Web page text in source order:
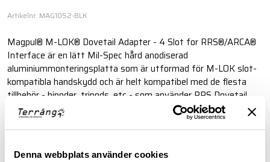
Denna webbplats använder cookies
Artikelnr: MAG1052-BLK
Magpul® M-LOK® Dovetail Adapter - 4 Slot for RRS®/ARCA®
Interface är en lätt Mil-Spec hård anodiserad
aluminiummonteringsplatta som är utformad för M-LOK slot-
kompatibla handskydd och är helt kompatibel med de flesta
tillbehör - bipoder, tripods, etc - som använder RRS Dovetail
Standard.
Läs mer